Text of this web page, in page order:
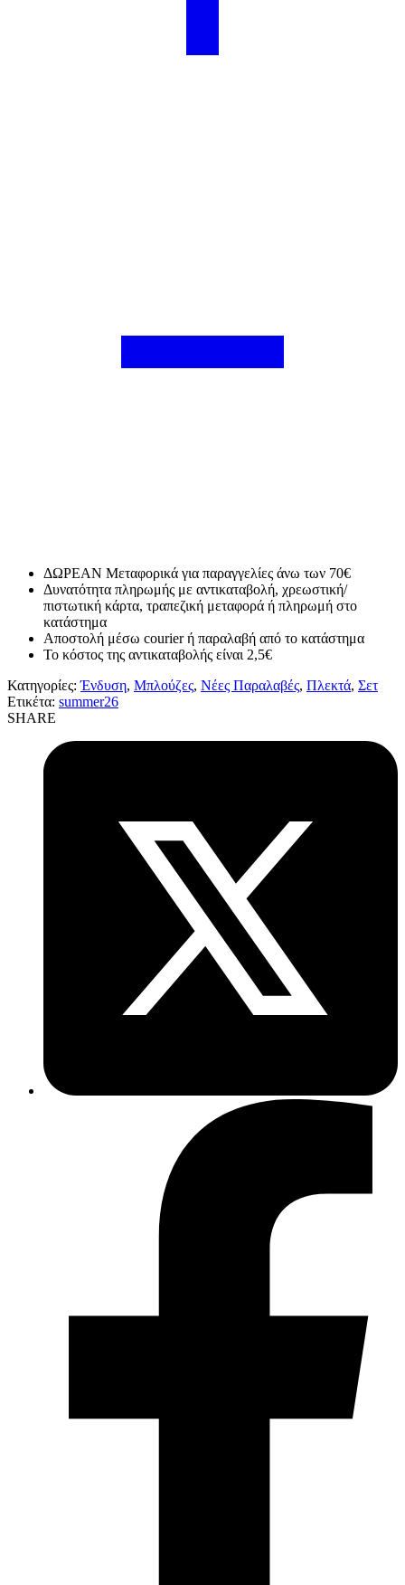
ΔΩΡΕΑΝ Μεταφορικά για παραγγελίες άνω των 70€
Δυνατότητα πληρωμής με αντικαταβολή, χρεωστική/
πιστωτική κάρτα, τραπεζική μεταφορά ή πληρωμή στο
κατάστημα
Αποστολή μέσω courier ή παραλαβή από το κατάστημα
Το κόστος της αντικαταβολής είναι 2,5€
Κατηγορίες:Ένδυση, Μπλούζες, Νέες Παραλαβές, Πλεκτά, Σετ
Ετικέτα: summer26
SHARE